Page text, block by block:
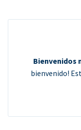
Bienvenidos
bienvenido!